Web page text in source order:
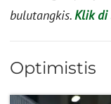
bulutangkis.Klik di
Optimistis